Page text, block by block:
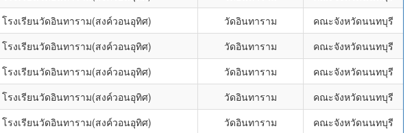
โรงเรียนวัดอินทาราม(สงค์วอนอุทิศ) วัดอินทาราม
คณะจังหวัดนนทบุรี
โรงเรียนวัดอินทาราม(สงค์วอนอุทิศ) วัดอินทาราม
คณะจังหวัดนนทบุรี
โรงเรียนวัดอินทาราม(สงค์วอนอุทิศ) วัดอินทาราม
คณะจังหวัดนนทบุรี
โรงเรียนวัดอินทาราม(สงค์วอนอุทิศ) วัดอินทาราม
คณะจังหวัดนนทบุรี
โรงเรียนวัดอินทาราม(สงค์วอนอุทิศ) วัดอินทาราม คณะจังหวัดนนทบุรี